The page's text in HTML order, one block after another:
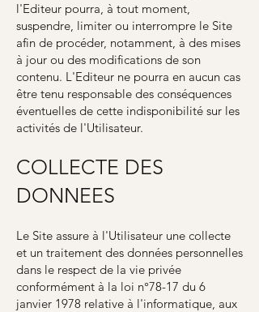
l'Editeur pourra, à tout moment,
suspendre, limiter ou interrompre le Site
afin de procéder, notamment, à des mises
à jour ou des modifications de son
contenu. L'Editeur ne pourra en aucun cas
être tenu responsable des conséquences
éventuelles de cette indisponibilité sur les
activités de l'Utilisateur.
COLLECTE DES
DONNEES
Le Site assure à l'Utilisateur une collecte
et un traitement des données personnelles
dans le respect de la vie privée
conformément à la loi n°78-17 du 6
janvier 1978 relative à l'informatique, aux